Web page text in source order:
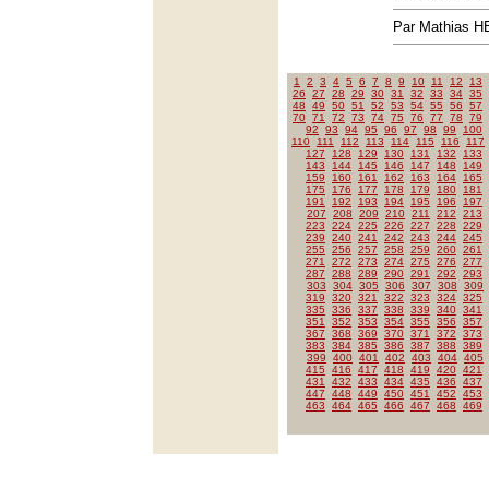
Par Mathias
1 2 3 4 5 6 7 8 9 10 11 12
13
26
27 28 29 30 31 32 33 34 35
48
49 50 51 52 53 54 55 56
57
70 71 72 73 74 75 76 77 78
79
92
93 94 95 96 97 98 99
100
110
111 112 113 114 115 116
117
127
128 129 130 131 132
133
143
144 145 146 147 148
149
159
160 161 162 163 164
165
175
176 177 178 179 180
181
191
192 193 194 195 196
197
207
208 209 210 211 212
213
223
224 225 226 227 228
229
239
240 241 242 243 244 245
255
256 257 258 259 260 261
271
272 273 274 275 276
277
287
288 289 290 291 292
293
303
304 305 306 307 308
309
319
320 321 322 323 324 325
335
336 337 338 339 340 341
351
352 353 354 355 356
357
367
368 369 370 371 372
373
383
384 385 386 387 388
389
399
400 401 402 403 404 405
415
416 417 418 419 420 421
431
432 433 434 435 436
437
447
448 449 450 451 452
453
463
464 465 466 467 468 469